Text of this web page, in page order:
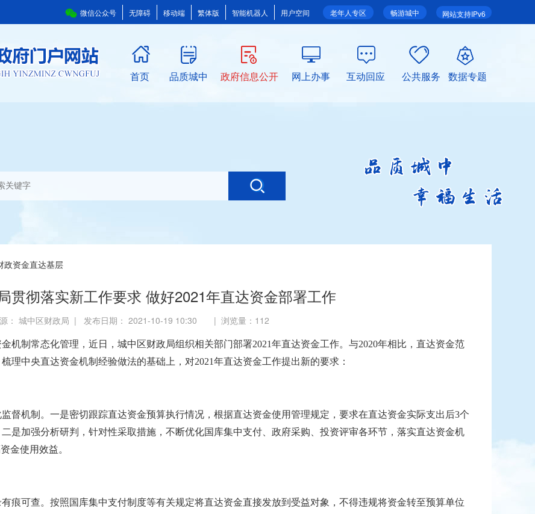
网站支持IPv6
畅游城中
老年人专区
微信公众号 无障碍 移动端 繁体版 智能机器人 用户空间
首页 品质城中 政府信息公开 网上办事 互动回应 公共服务 数据专题
政资金直达基层
贯彻落实新工作要求 做好2021年直达资金部署工作
： 城中区财政局 | 发布日期： 2021-10-19 10:30 | 浏览量： 112
机制常态化管理，近日，城中区财政局组织相关部门部署2021年直达资金工作。与2020年相比，直达资金范
理中央直达资金机制经验做法的基础上，对2021年直达资金工作提出新的要求：
督机制。一是密切跟踪直达资金预算执行情况，根据直达资金使用管理规定，要求在直达资金实际支出后3个
是加强分析研判，针对性采取措施，不断优化国库集中支付、政府采购、投资评审各环节，落实直达资金机
金使用效益。
痕可查。按照国库集中支付制度等有关规定将直达资金直接发放到受益对象，不得违规将资金转至预算单位